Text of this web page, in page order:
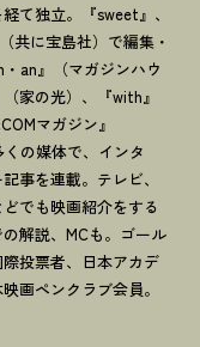
て独立。『sweet』、
共に宝島社）で編集・
an』（マガジンハウ
家の光）、『with』
マガジン』
くの媒体で、インタ
事を連載。テレビ、
でも映画紹介をする
解説、MCも。ゴール
投票者、日本アカデ
画ペンクラブ会員。